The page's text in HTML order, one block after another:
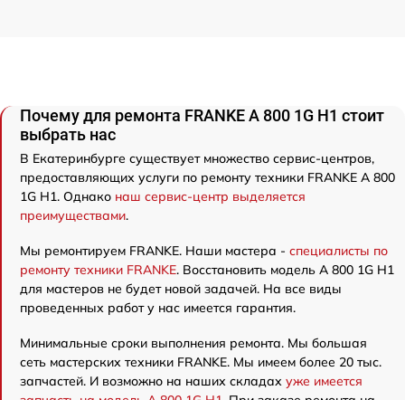
Почему для ремонта FRANKE A 800 1G H1 стоит
выбрать нас
В Екатеринбурге существует множество сервис-центров,
предоставляющих услуги по ремонту техники FRANKE A 800
1G H1. Однако наш сервис-центр выделяется
преимуществами.
Мы ремонтируем FRANKE. Наши мастера - специалисты по
ремонту техники FRANKE. Восстановить модель A 800 1G H1
для мастеров не будет новой задачей. На все виды
проведенных работ у нас имеется гарантия.
Минимальные сроки выполнения ремонта. Мы большая
сеть мастерских техники FRANKE. Мы имеем более 20 тыс.
запчастей. И возможно на наших складах уже имеется